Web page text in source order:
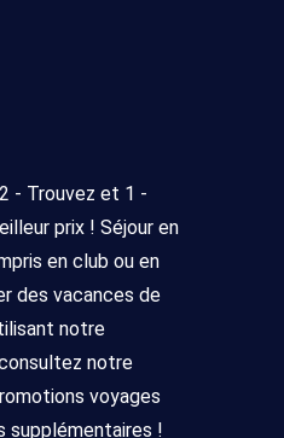
- Trouvez et 1 -
prix ! Séjour en
en club ou en
des vacances de
notre
notre
voyages
supplémentaires !